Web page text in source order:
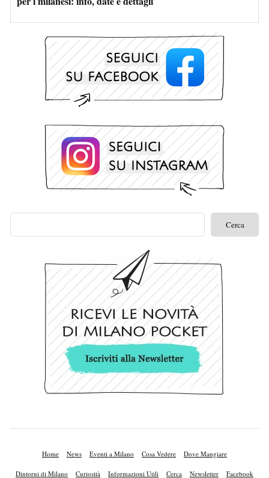
Home News Eventi a Milano Cosa Vedere Dove Mangiare
Dintorni di Milano Curiosità Informazioni Utili Cerca Newsletter Facebook